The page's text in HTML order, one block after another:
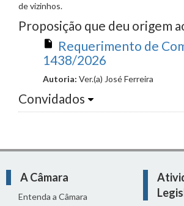
de vizinhos.
Proposição que deu origem
Requerimento de
1438/2026
Autoria: Ver.(a) José Ferreira
Convidados
A Câmara
Entenda a Câmara